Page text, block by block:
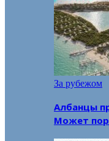
За рубежом
Албанцы
Может